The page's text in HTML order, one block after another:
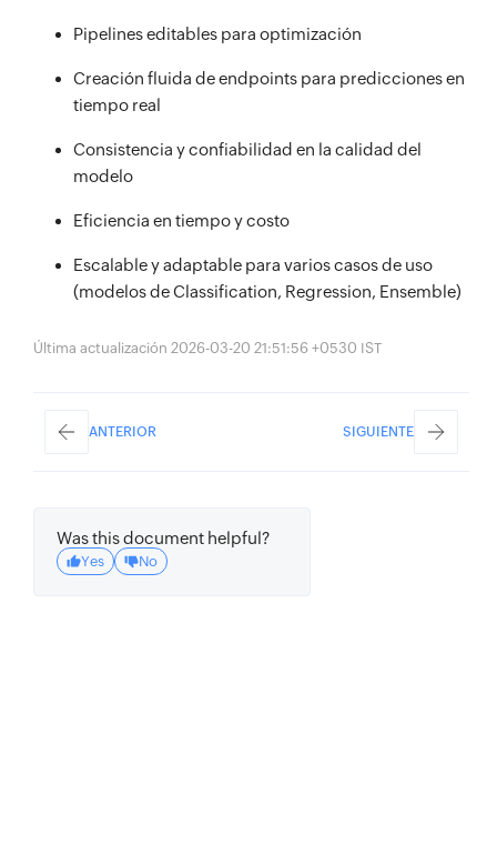
Pipelines editables para optimización
Creación fluida de endpoints para predicciones en
tiempo real
Consistencia y confiabilidad en la calidad del
modelo
Eficiencia en tiempo y costo
Escalable y adaptable para varios casos de uso
(modelos de Classification, Regression, Ensemble)
Última actualización 2026-03-20 21:51:56 +0530 IST
ANTERIOR SIGUIENTE
Was this document helpful?
Yes No